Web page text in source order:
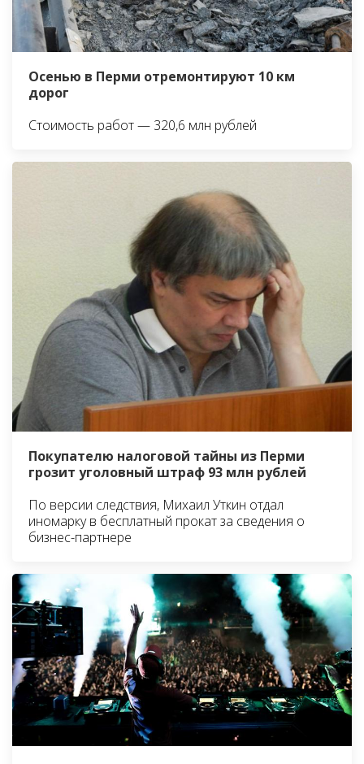
Осенью в Перми отремонтируют 10 км
дорог
Стоимость работ — 320,6 млн рублей
Покупателю налоговой тайны из Перми
грозит уголовный штраф 93 млн рублей
По версии следствия, Михаил Уткин отдал
иномарку в бесплатный прокат за сведения о
бизнес-партнере